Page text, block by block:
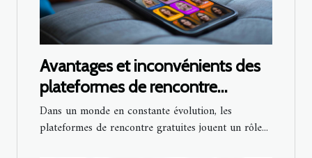
Avantages et inconvénients des
plateformes de rencontre
gratuites pour célibataires
Dans un monde en constante évolution, les
plateformes de rencontre gratuites jouent un rôle...